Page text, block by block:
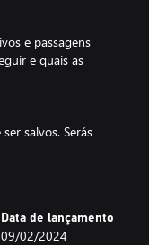
e passagens
e quais as
salvos. Serás
Data de lançamento
09/02/2024